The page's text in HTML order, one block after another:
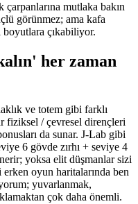
mutlaka bakın
görünmez; ama kafa
boyutlara çıkabiliyor.
her zaman
ve totem gibi farklı
fiziksel / çevresel dirençleri
da sunar. J-Lab gibi
6 gövde zırhı + seviye 4
yoksa elit düşmanlar sizi
oyun haritalarında ben
yuvarlanmak,
çok daha önemli.